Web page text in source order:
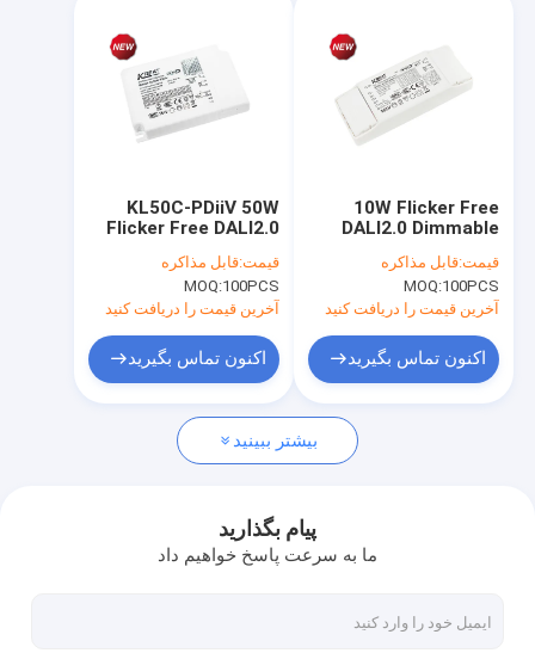
نمایش VR
با ما تماس بگیرید
درخواست نقل قول
سنسور حرکت مایکروویو
KL50C-PDiiV 50W
Flicker Free DALI2.0
قیمت:قابل مذاکره
MOQ:100PCS
آخرین قیمت را دریافت کنید
اکنون تماس بگیرید
10W Flicker Free
DALI2.0 Dimmable
PDiiV
قیمت:قابل مذاکره
MOQ:100PCS
آخرین قیمت را دریافت کنید
اکنون تماس بگیرید
بیشتر ببینید
پیام بگذارید
ما به سرعت پاسخ خواهیم داد